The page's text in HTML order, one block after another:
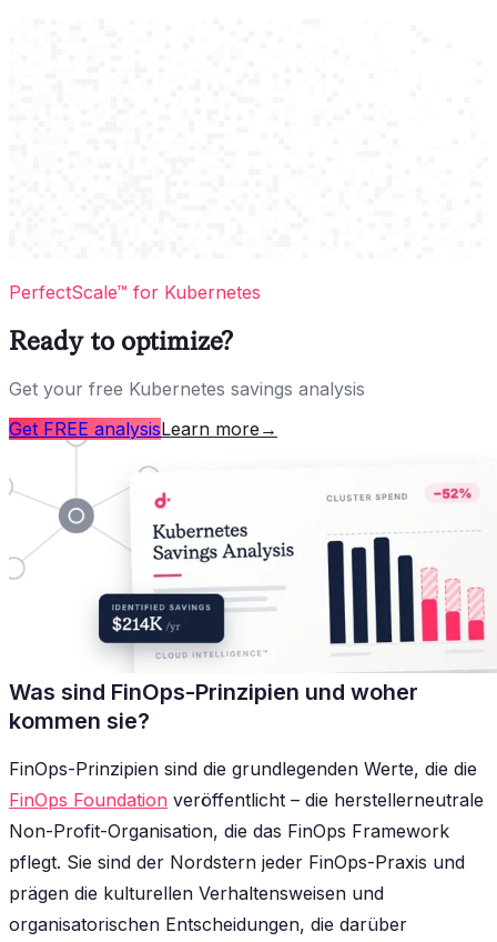
PerfectScale™ for Kubernetes
Ready to optimize?
Get your free Kubernetes savings analysis
Get FREE analysisLearn more →
Was sind FinOps-Prinzipien und woher
kommen sie?
FinOps-Prinzipien sind die grundlegenden Werte, die die
FinOps Foundation veröffentlicht – die herstellerneutrale
Non-Profit-Organisation, die das FinOps Framework
pflegt. Sie sind der Nordstern jeder FinOps-Praxis und
prägen die kulturellen Verhaltensweisen und
organisatorischen Entscheidungen, die darüber